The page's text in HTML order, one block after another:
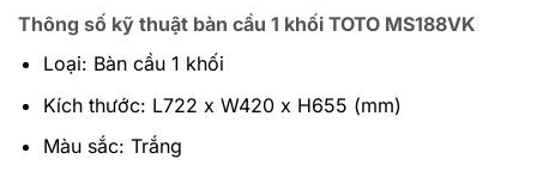
Thông số kỹ thuật bàn cầu 1 khối TOTO MS188VK
Loại: Bàn cầu 1 khối
Kích thước: L722 x W420 x H655 (mm)
Màu sắc: Trắng